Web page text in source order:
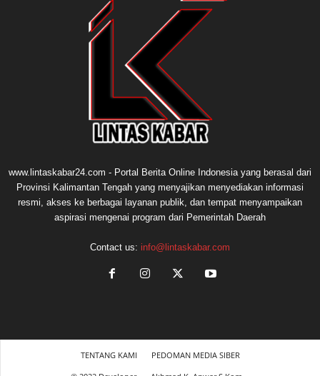
www.lintaskabar24.com - Portal Berita Online Indonesia yang berasal dari
Provinsi Kalimantan Tengah yang menyajikan menyediakan informasi
resmi, akses ke berbagai layanan publik, dan tempat menyampaikan
aspirasi mengenai program dari Pemerintah Daerah
Contact us: info@lintaskabar.com
TENTANG KAMI
PEDOMAN MEDIA SIBER